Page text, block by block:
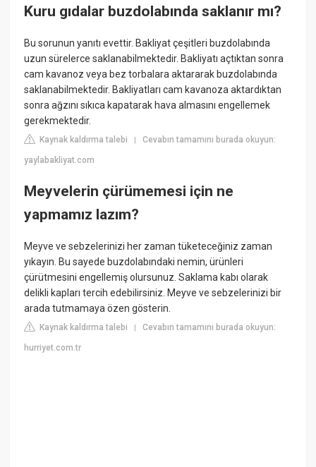
Kuru gıdalar buzdolabında saklanır mı?
Bu sorunun yanıtı evettir. Bakliyat çeşitleri buzdolabında
uzun sürelerce saklanabilmektedir. Bakliyatı açtıktan sonra
cam kavanoz veya bez torbalara aktararak buzdolabında
saklanabilmektedir. Bakliyatları cam kavanoza aktardıktan
sonra ağzını sıkıca kapatarak hava almasını engellemek
gerekmektedir.
Kaynak kaldırma talebi |Cevabın tamamını burada okuyun:
yaylabakliyat.com
Meyvelerin çürümemesi için ne
yapmamız lazım?
Meyve ve sebzelerinizi her zaman tüketeceğiniz zaman
yıkayın. Bu sayede buzdolabındaki nemin, ürünleri
çürütmesini engellemiş olursunuz. Saklama kabı olarak
delikli kapları tercih edebilirsiniz. Meyve ve sebzelerinizi bir
arada tutmamaya özen gösterin.
Kaynak kaldırma talebi |Cevabın tamamını burada okuyun:
hurriyet.com.tr